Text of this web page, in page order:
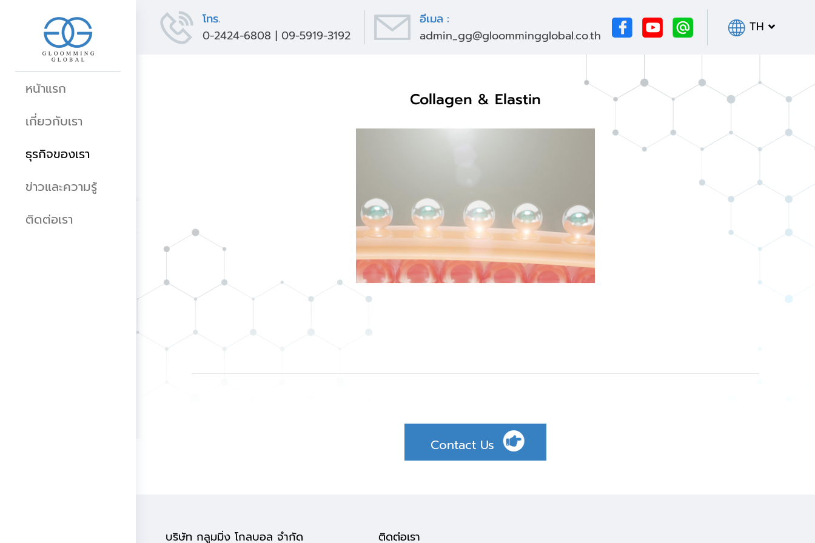
หน้าแรก
เกี่ยวกับเรา
ธุรกิจของเรา
ข่าวและความรู้
ติดต่อเรา
โทร.
0-2424-6808 | 09-5919-3192
อีเมล :
admin_gg@gloommingglobal.co.th
TH
Collagen & Elastin
Contact Us
บริษัท กลูมมิ่ง โกลบอล จำกัด ติดต่อเรา